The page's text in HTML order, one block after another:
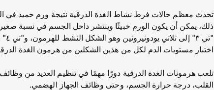
تحدث معظم حالات فرط نشاط الغدة الدرقية نتيجة ورم حميد في
اختبار مستويات الدم لكل من هذين الشكلين من هرمون الغدة
تلعب هرمونات الغدة الدرقية دورًا مهمًا في تنظيم العديد من
القلب، درجة حرارة الجسم، وحتى وظائف الجهاز الهضمي.